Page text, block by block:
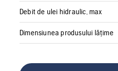
Debit de ulei hidraulic, max
Dimensiunea produsului lățime